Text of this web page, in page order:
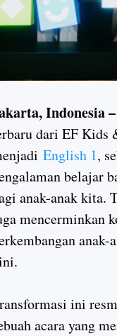
Indonesia
dari EF Kids
English 1,
belajar
anak-anak kita.
mencerminkan
ini
acara yang